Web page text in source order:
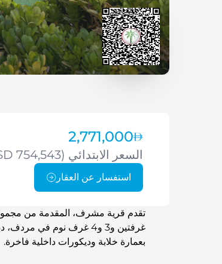
2,771,000
السعر الابتدائي (USD 754,543)
استفسار عن العقار
تقدم قرية مشرف، المقدمة من
غرفتين و3 و4 غرف نوم
بعمارة خلابة وديكورات داخلية فاخرة.